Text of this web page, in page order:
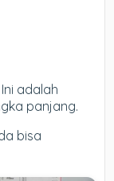
adalah
panjang.
bisa